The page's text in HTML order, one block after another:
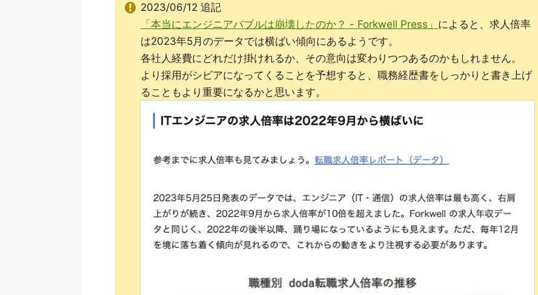
2023/06/12 追記
「本当にエンジニアバブルは崩壊したのか？ - Forkwell Press」 によると、求人倍率
は2023年5月のデータでは横ばい傾向にあるようです。
各社人経費にどれだけ掛けれるか、その意向は変わりつつあるのかもしれません。
より採用がシビアになってくることを予想すると、職務経歴書をしっかりと書き上げ
ることもより重要になるかと思います。